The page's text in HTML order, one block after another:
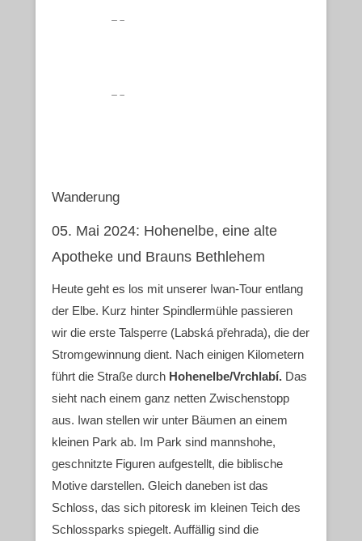
Wanderung
05. Mai 2024: Hohenelbe, eine alte
Apotheke und Brauns Bethlehem
Heute geht es los mit unserer Iwan-Tour entlang
der Elbe. Kurz hinter Spindlermühle passieren
wir die erste Talsperre (Labská přehrada), die der
Stromgewinnung dient. Nach einigen Kilometern
führt die Straße durch Hohenelbe/Vrchlabí. Das
sieht nach einem ganz netten Zwischenstopp
aus. Iwan stellen wir unter Bäumen an einem
kleinen Park ab. Im Park sind mannshohe,
geschnitzte Figuren aufgestellt, die biblische
Motive darstellen. Gleich daneben ist das
Schloss, das sich pitoresk im kleinen Teich des
Schlossparks spiegelt. Auffällig sind die